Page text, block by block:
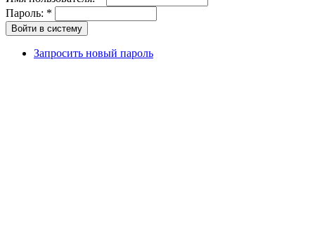
Пароль: *
Запросить новый пароль